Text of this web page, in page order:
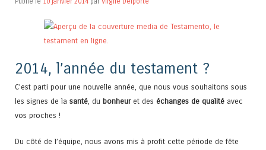
2014, l’année du testament ?
C’est parti pour une nouvelle année, que nous vous souhaitons sous
les signes de la santé, du bonheuret des échanges de qualité avec
vos proches !
Du côté de l’équipe, nous avons mis à profit cette période de fête